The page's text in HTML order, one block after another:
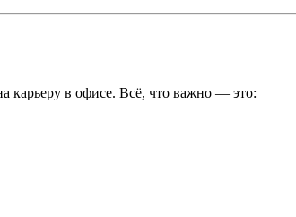
карьеру в офисе. Всё, что важно — это: